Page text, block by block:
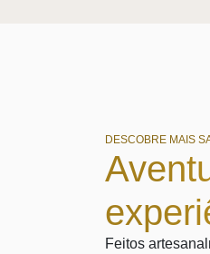
DESCOBRE MAIS
Feitos